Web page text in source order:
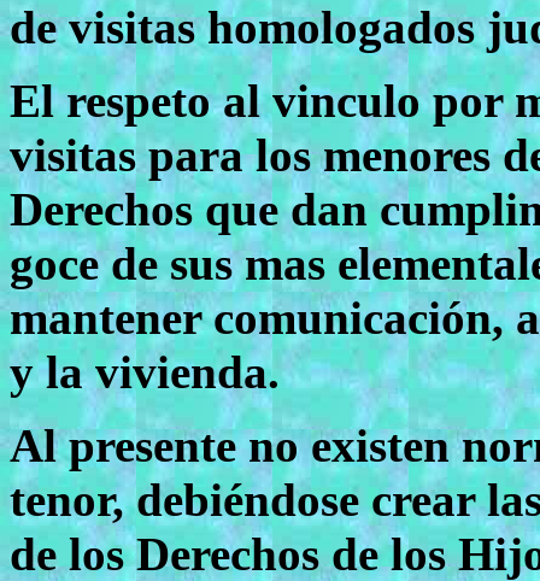
de visitas homologados
El respeto al vinculo por
visitas para los menores
Derechos que dan
goce de sus mas
mantener comunicación,
y la vivienda.
Al presente no existen
tenor, debiéndose crear
de los Derechos de los